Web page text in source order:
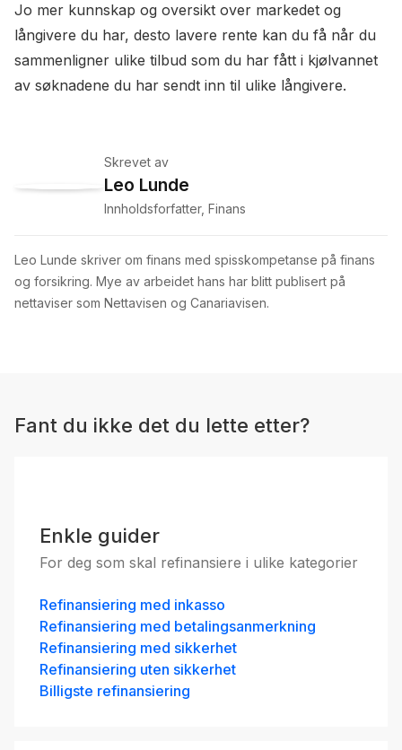
Jo mer kunnskap og oversikt over markedet og
långivere du har, desto lavere rente kan du få når du
sammenligner ulike tilbud som du har fått i kjølvannet
av søknadene du har sendt inn til ulike långivere.
Skrevet av
Leo Lunde
Innholdsforfatter, Finans
Leo Lunde skriver om finans med spisskompetanse på finans
og forsikring. Mye av arbeidet hans har blitt publisert på
nettaviser som Nettavisen og Canariavisen.
Fant du ikke det du lette etter?
Enkle guider
For deg som skal refinansiere i ulike kategorier
Refinansiering med inkasso
Refinansiering med betalingsanmerkning
Refinansiering med sikkerhet
Refinansiering uten sikkerhet
Billigste refinansiering